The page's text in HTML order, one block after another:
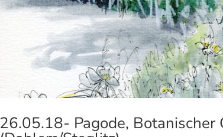
26.05.18- Pagode, Botanischer